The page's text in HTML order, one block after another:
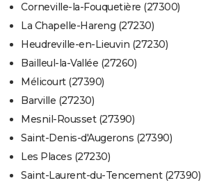
Corneville-la-Fouquetière (27300)
La Chapelle-Hareng (27230)
Heudreville-en-Lieuvin (27230)
Bailleul-la-Vallée (27260)
Mélicourt (27390)
Barville (27230)
Mesnil-Rousset (27390)
Saint-Denis-d'Augerons (27390)
Les Places (27230)
Saint-Laurent-du-Tencement (27390)